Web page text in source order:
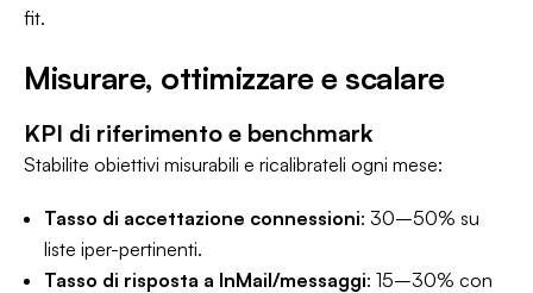
fit.
Misurare, ottimizzare e scalare
KPI di riferimento e benchmark
Stabilite obiettivi misurabili e ricalibrateli ogni mese:
Tasso di accettazione connessioni: 30–50% su
liste iper-pertinenti.
Tasso di risposta a InMail/messaggi: 15–30% con